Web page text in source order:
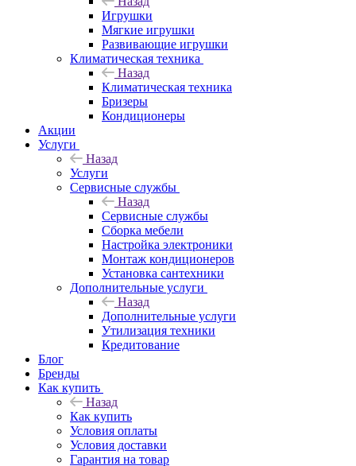
Игрушки
Мягкие игрушки
Развивающие игрушки
Климатическая техника
Назад
Климатическая техника
Бризеры
Кондиционеры
Акции
Услуги
Назад
Услуги
Сервисные службы
Назад
Сервисные службы
Сборка мебели
Настройка электроники
Монтаж кондиционеров
Установка сантехники
Дополнительные услуги
Назад
Дополнительные услуги
Утилизация техники
Кредитование
Блог
Бренды
Как купить
Назад
Как купить
Условия оплаты
Условия доставки
Гарантия на товар